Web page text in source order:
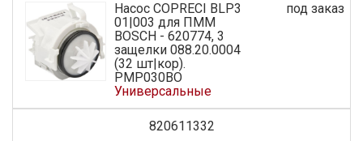
Насос COPRECI BLP3
01|003 для ПММ
BOSCH - 620774, 3
защелки 088.20.0004
(32 шт|кор).
PMP030BO
Универсальные
под заказ
820611332